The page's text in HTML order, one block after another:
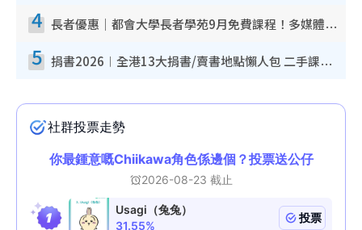
4 長者優惠｜都會大學長者學苑9月免費課程！多媒體/微電影創作/網絡安全 附報名方法教學
5 捐書2026︱全港13大捐書/賣書地點懶人包 二手課本最高$150＋舊書換免費咖啡/戲票